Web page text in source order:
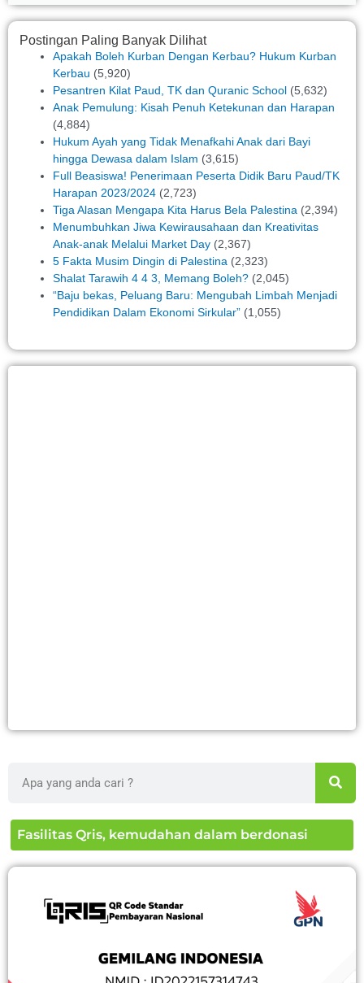
Postingan Paling Banyak Dilihat
Apakah Boleh Kurban Dengan Kerbau? Hukum Kurban
Kerbau (5,920)
Pesantren Kilat Paud, TK dan Quranic School (5,632)
Anak Pemulung: Kisah Penuh Ketekunan dan Harapan
(4,884)
Hukum Ayah yang Tidak Menafkahi Anak dari Bayi
hingga Dewasa dalam Islam (3,615)
Full Beasiswa! Penerimaan Peserta Didik Baru Paud/TK
Harapan 2023/2024 (2,723)
Tiga Alasan Mengapa Kita Harus Bela Palestina (2,394)
Menumbuhkan Jiwa Kewirausahaan dan Kreativitas
Anak-anak Melalui Market Day (2,367)
5 Fakta Musim Dingin di Palestina (2,323)
Shalat Tarawih 4 4 3, Memang Boleh? (2,045)
“Baju bekas, Peluang Baru: Mengubah Limbah Menjadi
Pendidikan Dalam Ekonomi Sirkular” (1,055)
Fasilitas Qris, kemudahan dalam berdonasi